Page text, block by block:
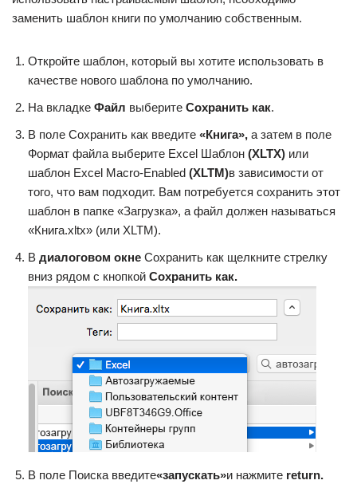
заменить шаблон книги по умолчанию собственным.
Откройте шаблон, который вы хотите использовать в
качестве нового шаблона по умолчанию.
На вкладке Файл выберите Сохранить как.
В поле Сохранить как введите «Книга», а затем в поле
Формат файла выберите Excel Шаблон (XLTX) или
шаблон Excel Macro-Enabled (XLTM)в зависимости от
того, что вам подходит. Вам потребуется сохранить этот
шаблон в папке «Загрузка», а файл должен называться
«Книга.xltx» (или XLTM).
В диалоговом окне Сохранить как щелкните стрелку
вниз рядом с кнопкой Сохранить как.
В поле Поиска введите«запускать»и нажмите return.